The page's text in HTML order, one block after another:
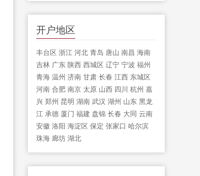
开户地区
丰台区 浙江 河北 青岛 唐山 南昌 海南
吉林 广东 陕西 西城区 辽宁 宁波 福州
青海 温州 济南 甘肃 长春 江西 东城区
河南 合肥 南京 太原 山西 四川 杭州 嘉
兴 郑州 昆明 湖南 武汉 湖州 山东 黑龙
江 承德 厦门 福建 盘锦 长春 大同 云南
安徽 洛阳 海淀区 保定 张家口 哈尔滨
珠海 廊坊 湖北